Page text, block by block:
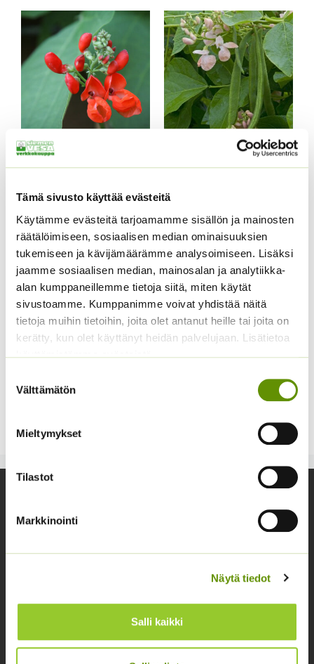
Tämä sivusto käyttää evästeitä
Käytämme evästeitä tarjoamamme sisällön ja mainosten
räätälöimiseen, sosiaalisen median ominaisuuksien
tukemiseen ja kävijämäärämme analysoimiseen. Lisäksi
jaamme sosiaalisen median, mainosalan ja analytiikka-
alan kumppaneillemme tietoja siitä, miten käytät
sivustoamme. Kumppanimme voivat yhdistää näitä
tietoja muihin tietoihin, joita olet antanut heille tai joita on
kerätty, kun olet käyttänyt heidän palvelujaan. Lisätietoa
käyttämistämme evästeistä
valinta
Välttämätön
Mieltymykset
Tilastot
Markkinointi
Näytä tiedot
Salli kaikki
12,00 €
Ruusupapu punainen
4,50€ – 16,50€Hintaluokka:
4,50 €
16,50 €
Sisältää
arvonlisäveron
Ruusupapu sunset
4,00
4,00 €
19,00 €
arvonlisäveron
Tarhapapu ’Red Swan’
Asiakaspalvelu avoinna arkisin klo 10-17
02 631 9700
Keskuskatu 40, Aito kaupan yhteydessä. 38700
Noutopiste avoinna sopimuksen mukaan ja arkisin 10-